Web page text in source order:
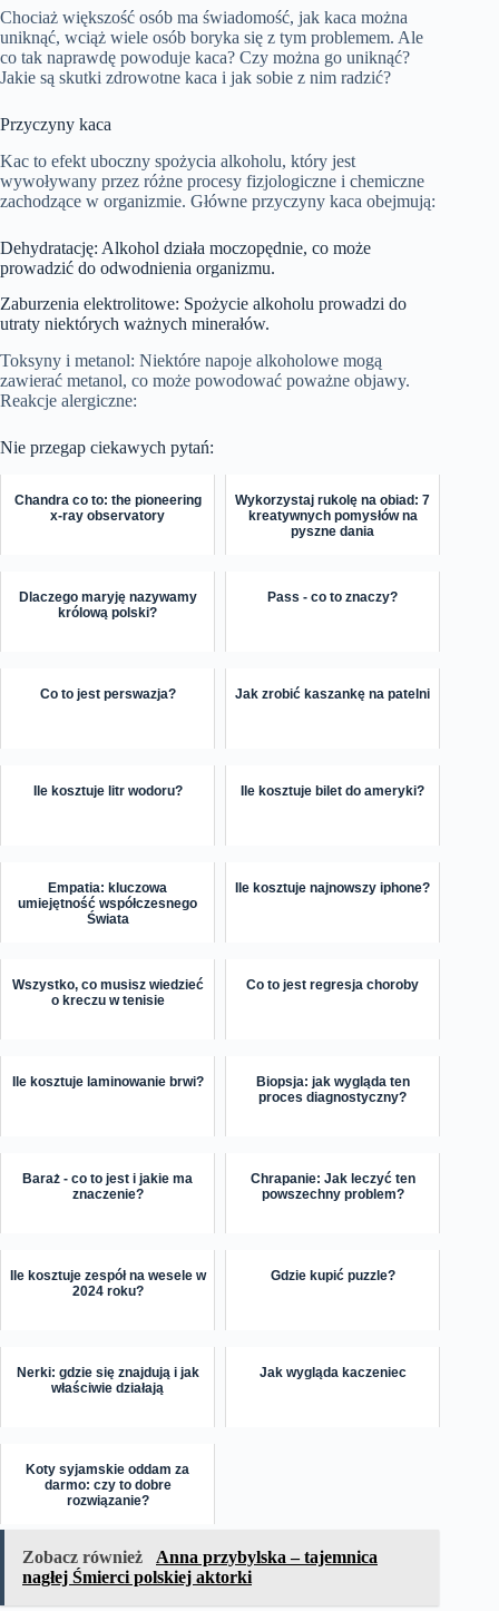
Chociaż większość osób ma świadomość, jak kaca można
uniknąć, wciąż wiele osób boryka się z tym problemem. Ale
co tak naprawdę powoduje kaca? Czy można go uniknąć?
Jakie są skutki zdrowotne kaca i jak sobie z nim radzić?
Przyczyny kaca
Kac to efekt uboczny spożycia alkoholu, który jest
wywoływany przez różne procesy fizjologiczne i chemiczne
zachodzące w organizmie. Główne przyczyny kaca obejmują:
Dehydratację: Alkohol działa moczopędnie, co może
prowadzić do odwodnienia organizmu.
Zaburzenia elektrolitowe: Spożycie alkoholu prowadzi do
utraty niektórych ważnych minerałów.
Toksyny i metanol: Niektóre napoje alkoholowe mogą
zawierać metanol, co może powodować poważne objawy.
Reakcje alergiczne:
Nie przegap ciekawych pytań:
Chandra co to: the pioneering
x-ray observatory
Wykorzystaj rukolę na obiad: 7
kreatywnych pomysłów na
pyszne dania
Dlaczego maryję nazywamy
królową polski?
Pass - co to znaczy?
Co to jest perswazja? Jak zrobić kaszankę na patelni
Ile kosztuje litr wodoru? Ile kosztuje bilet do ameryki?
Empatia: kluczowa
umiejętność współczesnego
Świata
Ile kosztuje najnowszy iphone?
Wszystko, co musisz wiedzieć
o kreczu w tenisie
Co to jest regresja choroby
Ile kosztuje laminowanie brwi?
Biopsja: jak wygląda ten
proces diagnostyczny?
Baraż - co to jest i jakie ma
znaczenie?
Chrapanie: Jak leczyć ten
powszechny problem?
Ile kosztuje zespół na wesele w
2024 roku?
Gdzie kupić puzzle?
Nerki: gdzie się znajdują i jak
właściwie działają
Jak wygląda kaczeniec
Koty syjamskie oddam za
darmo: czy to dobre
rozwiązanie?
Zobacz również
Anna przybylska – tajemnica
nagłej Śmierci polskiej aktorki